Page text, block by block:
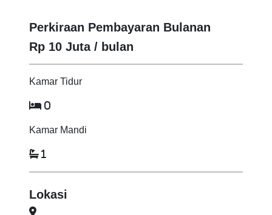
Perkiraan Pembayaran Bulanan
Rp 10 Juta / bulan
Kamar Tidur
0
Kamar Mandi
1
Lokasi